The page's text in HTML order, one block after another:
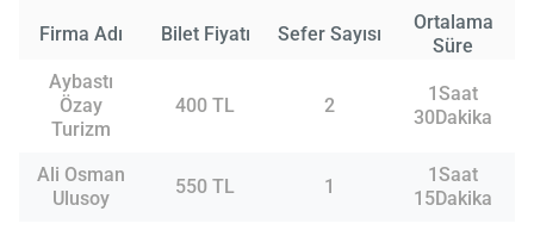
Firma Adı Bilet Fiyatı Sefer Sayısı
Ortalama
Süre
Aybastı
Özay
Turizm
400 TL 2
1Saat
30Dakika
Ali Osman
Ulusoy
550 TL 1
1Saat
15Dakika